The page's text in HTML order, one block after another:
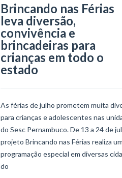
Brincando nas Férias
leva diversão,
convivência e
brincadeiras para
crianças em todo o
estado
As férias de julho prometem muita
para crianças e adolescentes nas
do Sesc Pernambuco. De 13 a 24 de
projeto Brincando nas Férias realiza
programação especial em diversas
do